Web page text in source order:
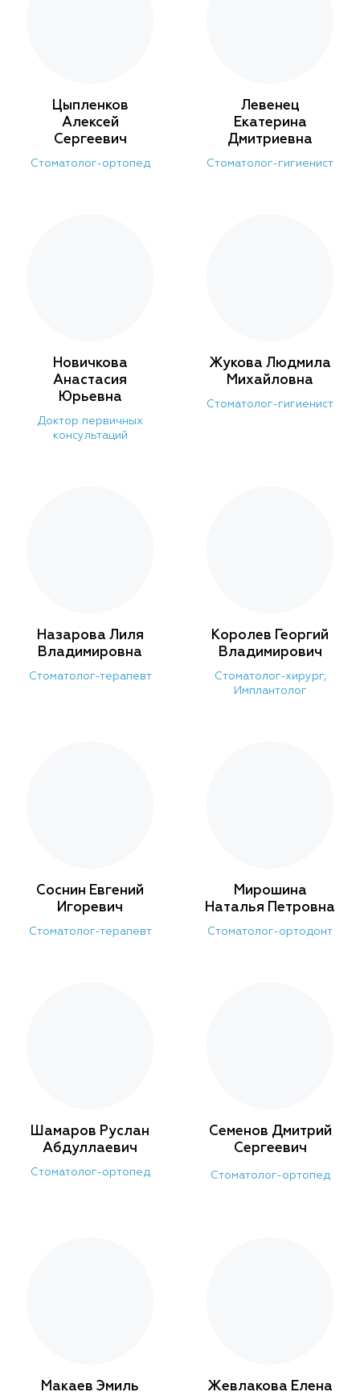
Цыпленков
Алексей
Сергеевич
Стоматолог-ортопед
Левенец
Екатерина
Дмитриевна
Cтоматолог-гигиенист
Новичкова
Анастасия
Юрьевна
Доктор первичных
консультаций
Жукова Людмила
Михайловна
Стоматолог-гигиенист
Назарова Лиля
Владимировна
Стоматолог-терапевт
Королев Георгий
Владимирович
Стоматолог-хирург,
Имплантолог
Соснин Евгений
Игоревич
Стоматолог-терапевт
Мирошина
Наталья Петровна
Стоматолог-ортодонт
Шамаров Руслан
Абдуллаевич
Стоматолог-ортопед
Семенов Дмитрий
Сергеевич
Стоматолог-ортопед
Макаев Эмиль Жевлакова Елена